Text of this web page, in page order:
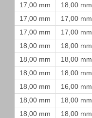
17,00 mm
18,00 mm
17,00 mm
17,00 mm
17,00 mm
17,00 mm
18,00 mm
18,00 mm
18,00 mm
18,00 mm
18,00 mm
18,00 mm
18,00 mm
16,00 mm
18,00 mm
18,00 mm
18,00 mm
18,00 mm